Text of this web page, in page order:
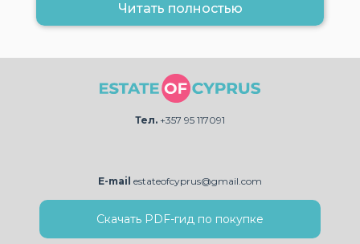
Читать полностью
Тел. +357 95 117091
E-mail estateofcyprus@gmail.com
Скачать PDF-гид по покупке